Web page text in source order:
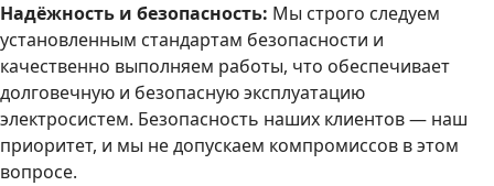
Надёжность и безопасность: Мы строго следуем
установленным стандартам безопасности и
качественно выполняем работы, что обеспечивает
долговечную и безопасную эксплуатацию
электросистем. Безопасность наших клиентов — наш
приоритет, и мы не допускаем компромиссов в этом
вопросе.